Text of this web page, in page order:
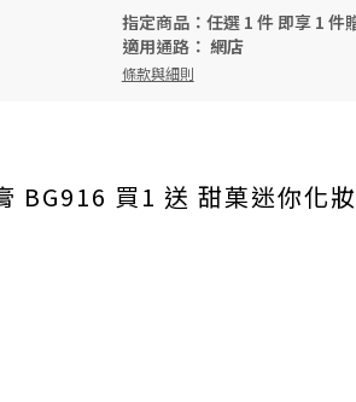
指定商品：任選 1 件 即享 1 件
適用通路： 網店
條款與細則
BG916 買1 送 甜菓迷你化